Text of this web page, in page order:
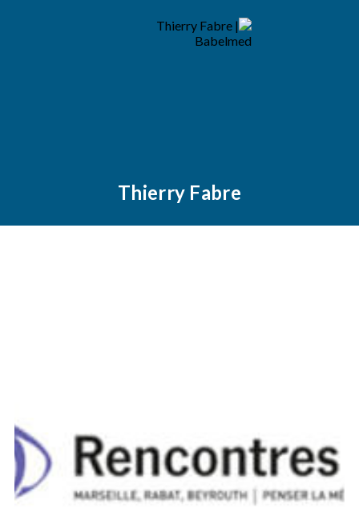
Thierry Fabre